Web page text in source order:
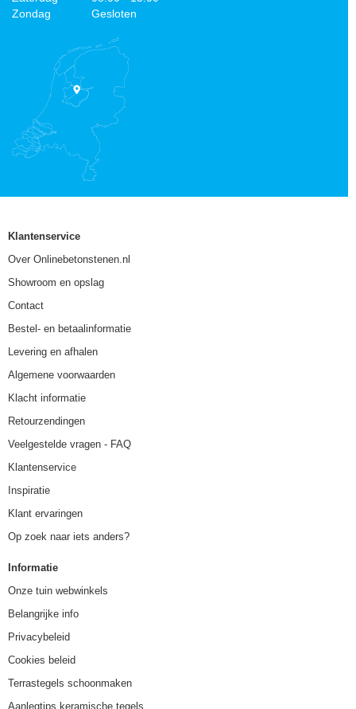
Zondag
Gesloten
Klantenservice
Over Onlinebetonstenen.nl
Showroom en opslag
Contact
Bestel- en betaalinformatie
Levering en afhalen
Algemene voorwaarden
Klacht informatie
Retourzendingen
Veelgestelde vragen - FAQ
Klantenservice
Inspiratie
Klant ervaringen
Op zoek naar iets anders?
Informatie
Onze tuin webwinkels
Belangrijke info
Privacybeleid
Cookies beleid
Terrastegels schoonmaken
Aanlegtips keramische tegels